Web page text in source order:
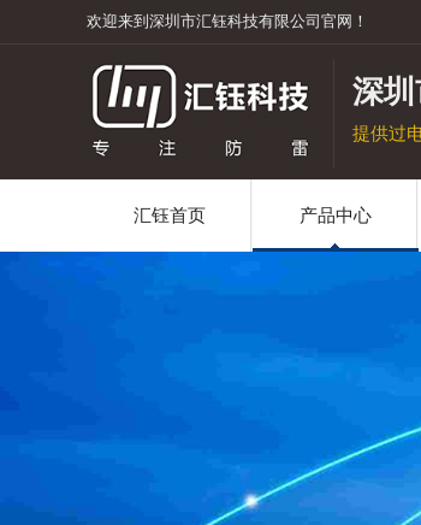
欢迎来到深圳市汇钰科技有限公司官网！
深圳
提供过
汇钰首页 产品中心